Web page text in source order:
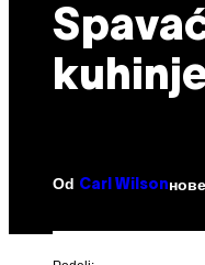
Od Carl Wilson